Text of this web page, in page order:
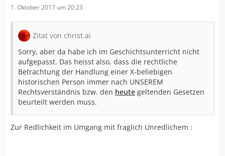
1. Oktober 2017 um 20:23
Zitat von christ.ai
Sorry, aber da habe ich im Geschichtsunterricht nicht
aufgepasst. Das heisst also, dass die rechtliche
Betrachtung der Handlung einer X-beliebigen
historischen Person immer nach UNSEREM
Rechtsverständnis bzw. den heute geltenden Gesetzen
beurteilt werden muss.
Zur Redlichkeit im Umgang mit fraglich Unredlichem :